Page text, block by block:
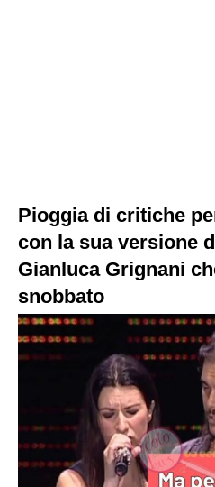
Pioggia di critiche
con la sua versione
Gianluca Grignani
snobbato